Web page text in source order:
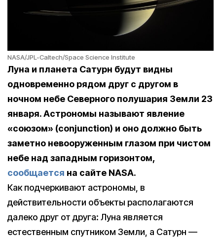
NASA/JPL-Caltech/Space Science Institute
Луна и планета Сатурн будут видны
одновременно рядом друг с другом в
ночном небе Северного полушария Земли 23
января. Астрономы называют явление
«союзом» (conjunction) и оно должно быть
заметно невооруженным глазом при чистом
небе над западным горизонтом,
сообщается на сайте NASA.
Как подчеркивают астрономы, в
действительности объекты располагаются
далеко друг от друга: Луна является
естественным спутником Земли, а Сатурн —